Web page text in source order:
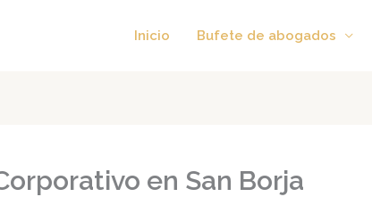
Inicio Bufete de abogados
en San Borja